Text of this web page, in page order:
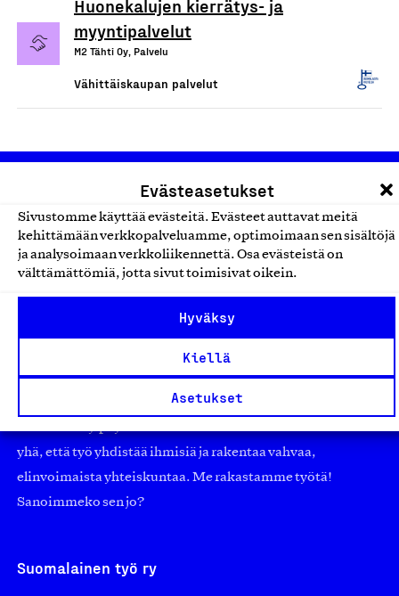
Evästeasetukset
Sivustomme käyttää evästeitä. Evästeet auttavat meitä
kehittämään verkkopalveluamme, optimoimaan sen sisältöjä
ja analysoimaan verkkoliikennettä. Osa evästeistä on
välttämättömiä, jotta sivut toimisivat oikein.
Hyväksy
Kiellä
Asetukset
Huonekalujen kierrätys- ja
myyntipalvelut
M2 Tähti Oy, Palvelu
Vähittäiskaupan palvelut
Olemme jäsentemme omistama puolueeton,
Jäseninämme on koko suomalaisen yhteiskunnan kirjo
pienistä pajoista ja yhteisöistä kansainvälisiin
suuryrityksiin. Meidät on perustettu yli 100 vuotta sitten
edistämään suomalaista työtä ja teollisuutta sekä
yhä, että työ yhdistää ihmisiä ja rakentaa vahvaa,
elinvoimaista yhteiskuntaa. Me rakastamme työtä!
Sanoimmeko sen jo?
Suomalainen työ ry